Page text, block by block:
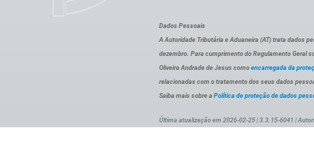
Dados Pessoais
A Autoridade Tributária e Aduaneira (AT) trata dados
dezembro. Para cumprimento do Regulamento Geral
Oliveira Andrade de Jesus como encarregada da
relacionadas com o tratamento dos seus dados
Saiba mais sobre a Política de proteção de dados
Última atualização em 2026-02-25 | 3.3.15-6041 |